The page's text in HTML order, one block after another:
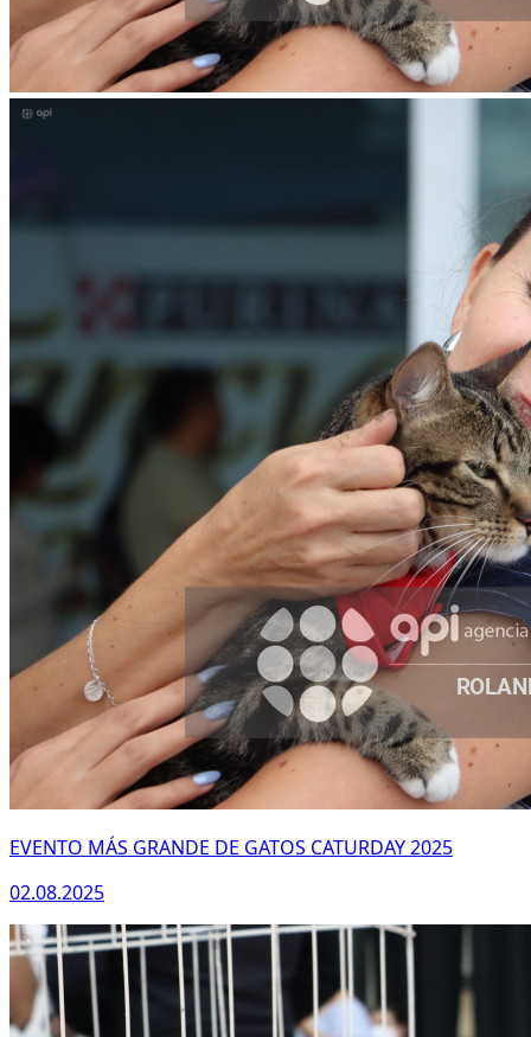
EVENTO MÁS GRANDE DE GATOS CATURDAY 2025
02.08.2025